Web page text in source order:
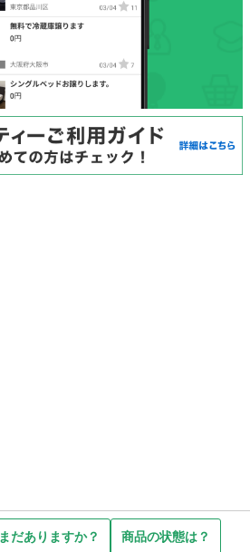
まだありますか？ 商品の状態は？